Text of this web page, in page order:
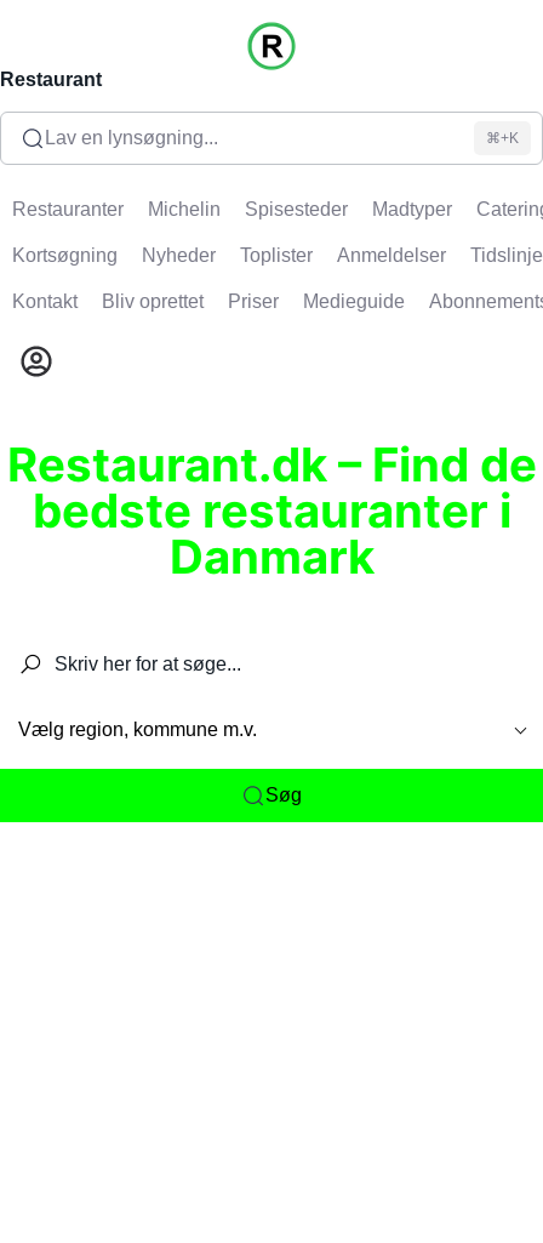
Restaurant
Lav en lynsøgning... ⌘+K
Restauranter Michelin Spisesteder Madtyper
Kortsøgning Nyheder Toplister Anmeldelser Tidslinje
Kontakt Bliv oprettet Priser Medieguide
Restaurant.dk – Find de
bedste restauranter i
Danmark
Vælg region, kommune m.v.
Søg